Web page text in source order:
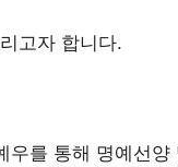
고자 합니다.
우를 통해 명예선양